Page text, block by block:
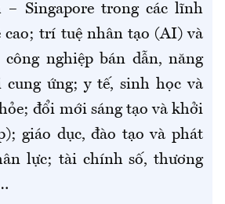
– Singapore trong các lĩnh
cao; trí tuệ nhân tạo (AI) và
công nghiệp bán dẫn, năng
cung ứng; y tế, sinh học và
đổi mới sáng tạo và khởi
giáo dục, đào tạo và phát
lực; tài chính số, thương